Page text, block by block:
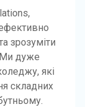
зрозуміти
Ми дуже
які
складних